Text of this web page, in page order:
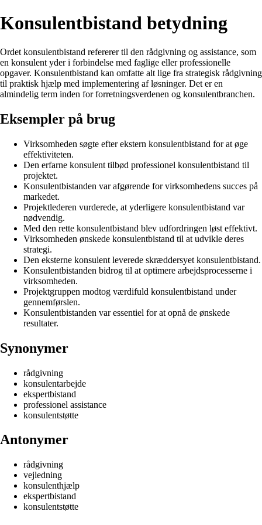
Konsulentbistand betydning
Ordet konsulentbistand refererer til den rådgivning og assistance, som
en konsulent yder i forbindelse med faglige eller professionelle
opgaver. Konsulentbistand kan omfatte alt lige fra strategisk rådgivning
til praktisk hjælp med implementering af løsninger. Det er en
almindelig term inden for forretningsverdenen og konsulentbranchen.
Eksempler på brug
Virksomheden søgte efter ekstern konsulentbistand for at øge
effektiviteten.
Den erfarne konsulent tilbød professionel konsulentbistand til
projektet.
Konsulentbistanden var afgørende for virksomhedens succes på
markedet.
Projektlederen vurderede, at yderligere konsulentbistand var
nødvendig.
Med den rette konsulentbistand blev udfordringen løst effektivt.
Virksomheden ønskede konsulentbistand til at udvikle deres
strategi.
Den eksterne konsulent leverede skræddersyet konsulentbistand.
Konsulentbistanden bidrog til at optimere arbejdsprocesserne i
virksomheden.
Projektgruppen modtog værdifuld konsulentbistand under
gennemførslen.
Konsulentbistanden var essentiel for at opnå de ønskede
resultater.
Synonymer
rådgivning
konsulentarbejde
ekspertbistand
professionel assistance
konsulentstøtte
Antonymer
rådgivning
vejledning
konsulenthjælp
ekspertbistand
konsulentstøtte